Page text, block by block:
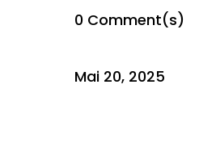
0 Comment(s)
Mai 20, 2025